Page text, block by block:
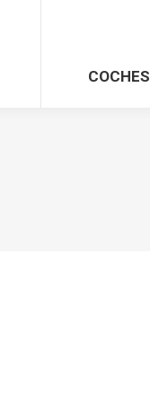
COCHES